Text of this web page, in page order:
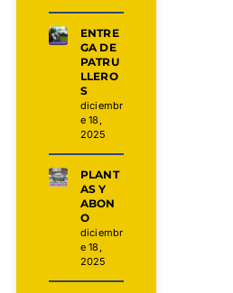
ENTRE
GA DE
PATRU
LLERO
S
diciembr
e 18,
2025
PLANT
AS Y
ABON
O
diciembr
e 18,
2025